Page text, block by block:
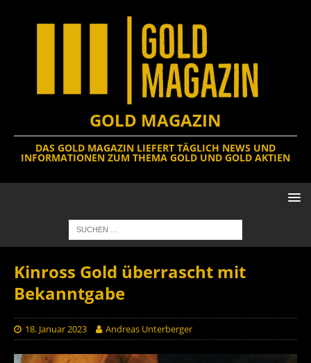
GOLD MAGAZIN
DAS GOLD MAGAZIN LIEFERT TÄGLICH NEWS UND
INFORMATIONEN ZUM THEMA GOLD UND GOLD AKTIEN
Kinross Gold überrascht mit
Bekanntgabe
18. Januar 2023 Andreas Unterberger